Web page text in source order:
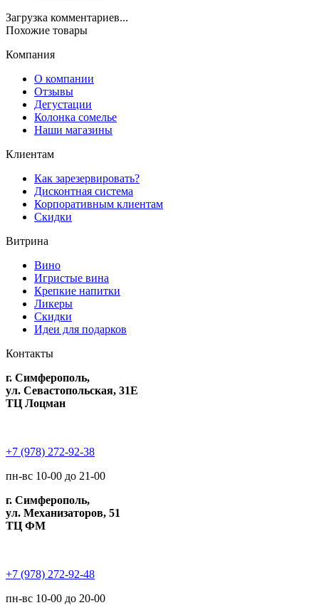
Загрузка комментариев...
Похожие товары
Компания
О компании
Отзывы
Дегустации
Колонка сомелье
Наши магазины
Клиентам
Как зарезервировать?
Дисконтная система
Корпоративным клиентам
Скидки
Витрина
Вино
Игристые вина
Крепкие напитки
Ликеры
Скидки
Идеи для подарков
Контакты
г. Симферополь,
ул. Севастопольская, 31Е
ТЦ Лоцман
+7 (978) 272-92-38
пн-вс 10-00 до 21-00
г. Симферополь,
ул. Механизаторов, 51
ТЦ ФМ
+7 (978) 272-92-48
пн-вс 10-00 до 20-00